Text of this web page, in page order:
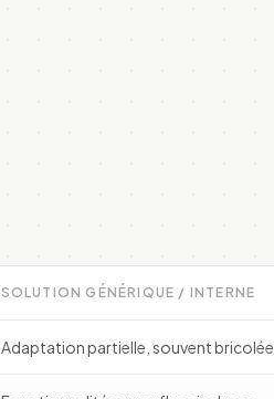
SOLUTION GÉNÉRIQUE / INTERNE
Adaptation partielle, souvent bricolée